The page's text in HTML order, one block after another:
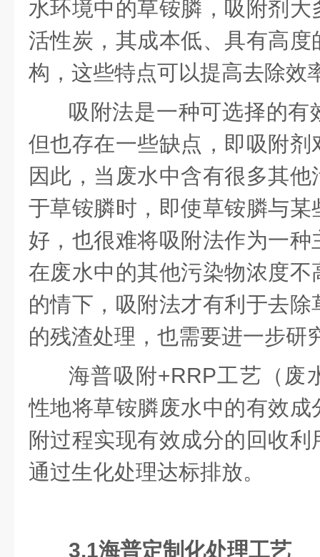
水环境中的草铵膦，吸附剂
活性炭，其成本低、具有高
构，这些特点可以提高去除效
吸附法是一种可选择的有
但也存在一些缺点，即吸附
因此，当废水中含有很多其
于草铵膦时，即使草铵膦与
好，也很难将吸附法作为一
在废水中的其他污染物浓度
的情下，吸附法才有利于去
的残渣处理，也需要进一步研
海普吸附+RRP工艺（废
性地将草铵膦废水中的有效
附过程实现有效成分的回收
通过生化处理达标排放。
3.1海普定制化处理工艺